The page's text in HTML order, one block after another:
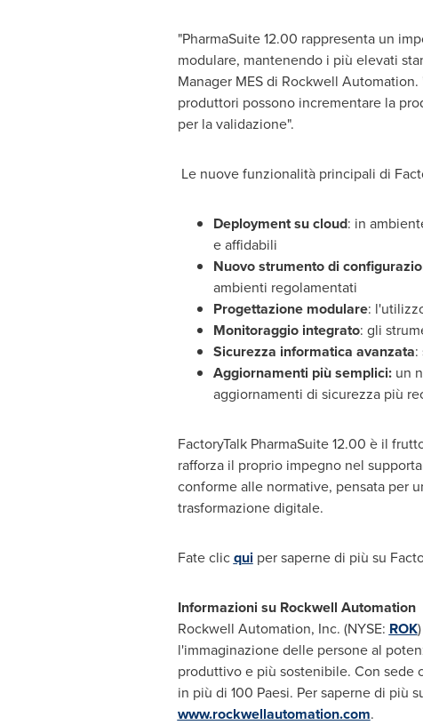
"PharmaSuite 12.00 rappresenta un
modulare, mantenendo i più elevati
Manager MES di Rockwell
produttori possono incrementare la
per la validazione".
Le nuove funzionalità principali di
Deployment su cloud: in
e affidabili
Nuovo strumento di
ambienti regolamentati
Progettazione modulare:
Monitoraggio integrato: gli
Sicurezza informatica avanzata:
Aggiornamenti più semplici:un
aggiornamenti di sicurezza più
FactoryTalk PharmaSuite 12.00 è il
rafforza il proprio impegno nel
conforme alle normative, pensata per
trasformazione digitale.
Fate clicquiper saperne di più su
Informazioni su Rockwell Automation
Rockwell Automation, Inc. (NYSE: ROK
l'immaginazione delle persone al
produttivo e più sostenibile. Con sede
in più di 100 Paesi. Per saperne di più
www.rockwellautomation.com.